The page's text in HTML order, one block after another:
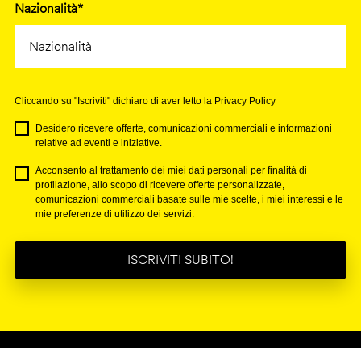
Nazionalità*
Cliccando su "Iscriviti" dichiaro di aver letto la Privacy Policy
Desidero ricevere offerte, comunicazioni commerciali e informazioni
relative ad eventi e iniziative.
Acconsento al trattamento dei miei dati personali per finalità di
profilazione, allo scopo di ricevere offerte personalizzate,
comunicazioni commerciali basate sulle mie scelte, i miei interessi e le
mie preferenze di utilizzo dei servizi.
ISCRIVITI SUBITO!